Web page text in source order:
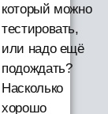
который можно
тестировать,
или надо ещё
подождать?
Насколько
хорошо